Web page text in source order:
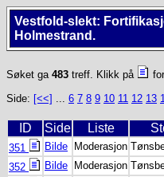
Vestfold-slekt:
Holmestrand.
Søket ga 483 treff. Klikk på
Side: [<<] ... 6 7 8 9 10 11 12 13
ID Side Liste
351 Bilde Moderasjon
352
Bilde Moderasjon